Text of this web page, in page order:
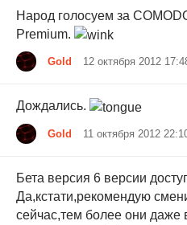
Народ голосуем за
Premium.
Gold 12 октября 2012
Дождались.
Gold 11 октября 2012
Бета версия 6 версии
Да,кстати,рекомендую
сейчас,тем более они даже